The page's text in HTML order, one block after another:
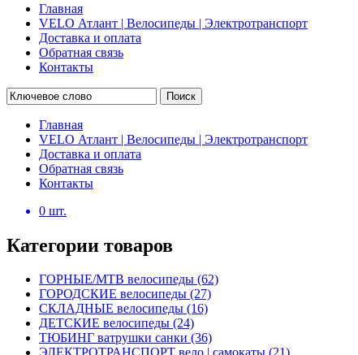
Главная
VELO Атлант | Велосипеды | Электротранспорт
Доставка и оплата
Обратная связь
Контакты
Поиск
Главная
VELO Атлант | Велосипеды | Электротранспорт
Доставка и оплата
Обратная связь
Контакты
0 шт.
Категории товаров
ГОРНЫЕ/MTB велосипеды (62)
ГОРОДСКИЕ велосипеды (27)
СКЛАДНЫЕ велосипеды (16)
ДЕТСКИЕ велосипеды (24)
ТЮБИНГ ватрушки санки (36)